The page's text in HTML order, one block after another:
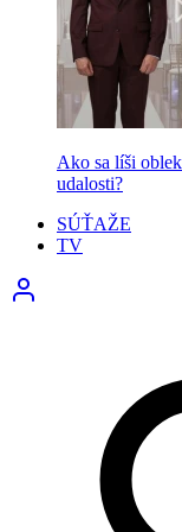
Ako sa líši
udalosti?
SÚŤAŽE
TV